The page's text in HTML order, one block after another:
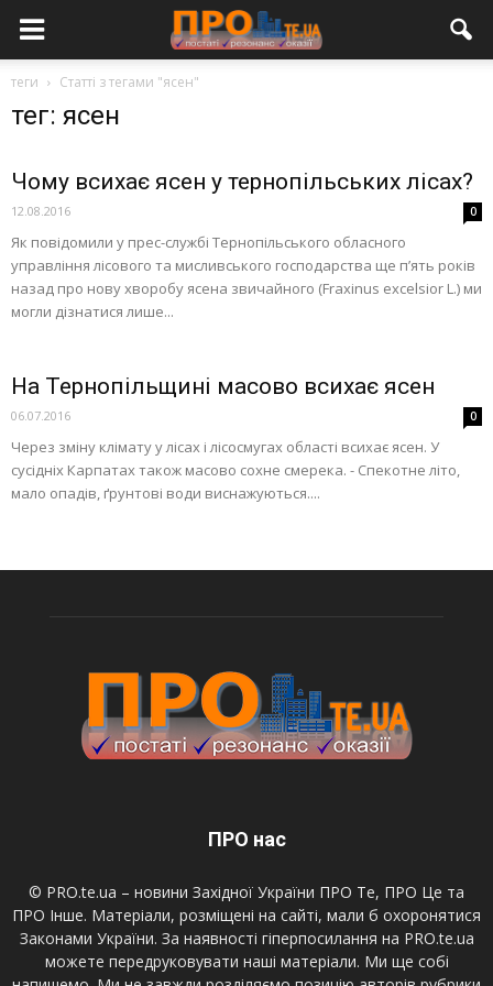
теги Статті з тегами "ясен"
тег: ясен
Чому всихає ясен у тернопільських лісах?
12.08.2016 0
Як повідомили у прес-службі Тернопільського обласного
управління лісового та мисливського господарства ще п’ять років
назад про нову хворобу ясена звичайного (Fraxinus excelsior L.) ми
могли дізнатися лише...
На Тернопільщині масово всихає ясен
06.07.2016 0
Через зміну клімату у лісах і лісосмугах області всихає ясен. У
сусідніх Карпатах також масово сохне смерека. - Спекотне літо,
мало опадів, ґрунтові води виснажуються....
ПРО нас
© PRO.te.ua – новини Західної України ПРО Те, ПРО Це та
ПРО Інше. Матеріали, розміщені на сайті, мали б охоронятися
Законами України. За наявності гіперпосилання на PRO.te.ua
можете передруковувати наші матеріали. Ми ще собі